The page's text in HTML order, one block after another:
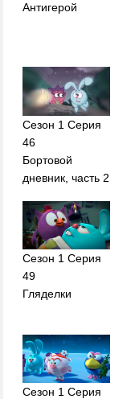
Антигерой
Сезон 1 Серия
46
Бортовой
дневник, часть 2
Сезон 1 Серия
49
Гляделки
Сезон 1 Серия